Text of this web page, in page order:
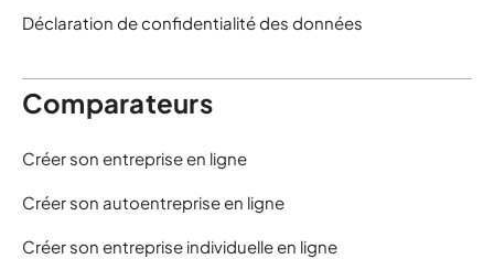
Déclaration de confidentialité des données
Comparateurs
Créer son entreprise en ligne
Créer son autoentreprise en ligne
Créer son entreprise individuelle en ligne